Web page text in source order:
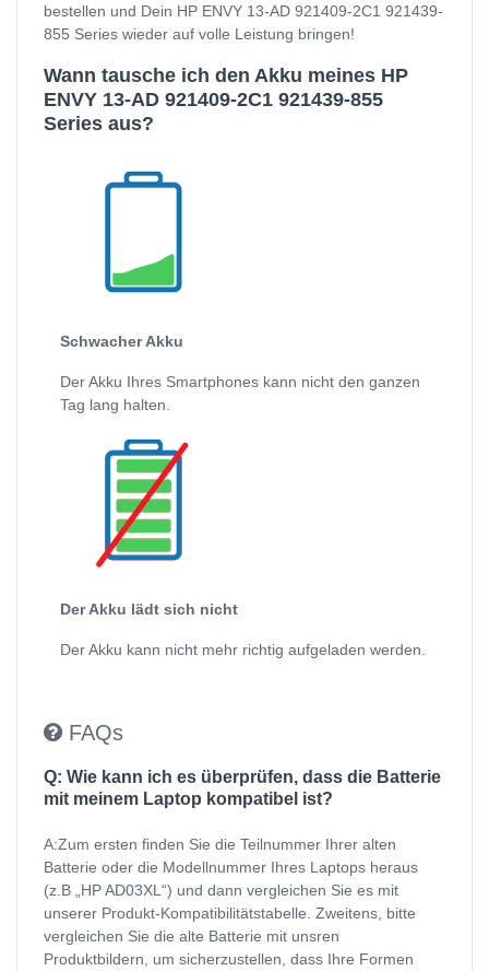
bestellen und Dein HP ENVY 13-AD 921409-2C1 921439-
855 Series wieder auf volle Leistung bringen!
Wann tausche ich den Akku meines HP
ENVY 13-AD 921409-2C1 921439-855
Series aus?
Schwacher Akku
Der Akku Ihres Smartphones kann nicht den ganzen
Tag lang halten.
Der Akku lädt sich nicht
Der Akku kann nicht mehr richtig aufgeladen werden.
FAQs
Q: Wie kann ich es überprüfen, dass die Batterie
mit meinem Laptop kompatibel ist?
A:Zum ersten finden Sie die Teilnummer Ihrer alten
Batterie oder die Modellnummer Ihres Laptops heraus
(z.B „HP AD03XL“) und dann vergleichen Sie es mit
unserer Produkt-Kompatibilitätstabelle. Zweitens, bitte
vergleichen Sie die alte Batterie mit unsren
Produktbildern, um sicherzustellen, dass Ihre Formen